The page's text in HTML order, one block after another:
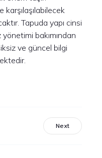
karşılaşılabilecek
Tapuda yapı cinsi
bakımından
ve güncel bilgi
Next